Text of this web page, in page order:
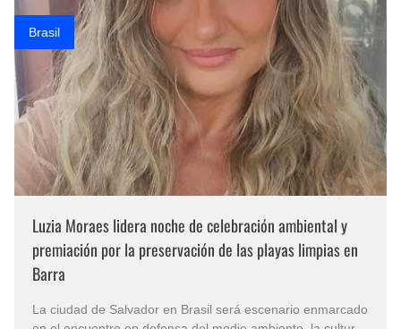
Brasil
Luzia Moraes lidera noche de celebración ambiental y
premiación por la preservación de las playas limpias en
Barra
La ciudad de Salvador en Brasil será escenario enmarcado